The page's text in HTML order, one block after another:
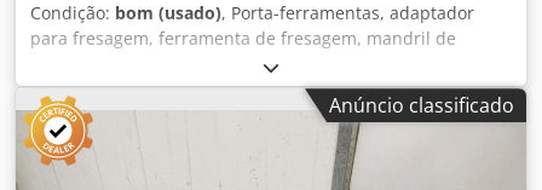
Condição: bom (usado), Porta-ferramentas, adaptador
para fresagem, ferramenta de fresagem, mandril de
fresagem longo Dedpfjc Ih Tqsx Aahokr - 8x suportes: SK50
- 5x diâmetro: Ø 22 x 500 mm - 2x diâmetro: Ø 27 x 500 mm
- 1x diâmetro: Ø 32 x 500 mm - Preço/venda: completo -
Peso: 78,6 kg
Anúncio classificado